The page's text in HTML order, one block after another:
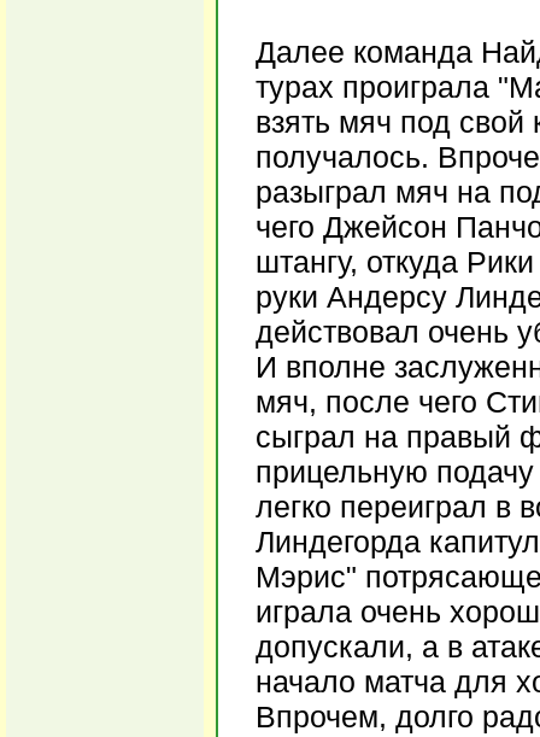
Далее команда
турах проиграла
взять мяч под свой
получалось.
разыграл мяч на
чего Джейсон
штангу, откуда
руки Андерсу
действовал очень
И вполне
мяч, после чего
сыграл на правый
прицельную
легко переиграл в
Линдегорда
Мэрис"
играла очень
допускали, а в
начало матча для
Впрочем, долго